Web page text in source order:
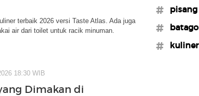
terbaik 2026 versi Taste Atlas. Ada juga
air dari toilet untuk racik minuman.
18:30 WIB
Dimakan di